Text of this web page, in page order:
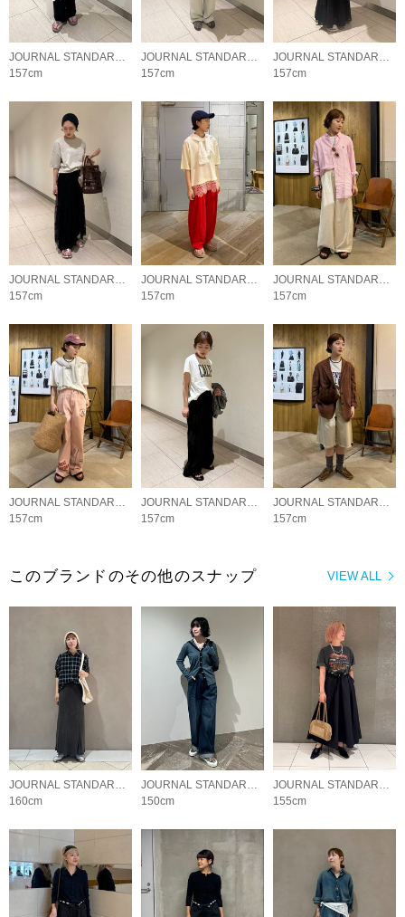
JOURNAL STANDARD LADYS
157cm
JOURNAL STANDARD LADYS
157cm
JOURNAL STANDARD LADYS
157cm
JOURNAL STANDARD LADYS
157cm
JOURNAL STANDARD LADYS
157cm
JOURNAL STANDARD LADYS
157cm
JOURNAL STANDARD LADYS
157cm
JOURNAL STANDARD LADYS
157cm
JOURNAL STANDARD LADYS
157cm
VIEW ALL
このブランドのその他のスナップ
JOURNAL STANDARD LADYS
160cm
JOURNAL STANDARD LADYS
150cm
JOURNAL STANDARD LADYS
155cm